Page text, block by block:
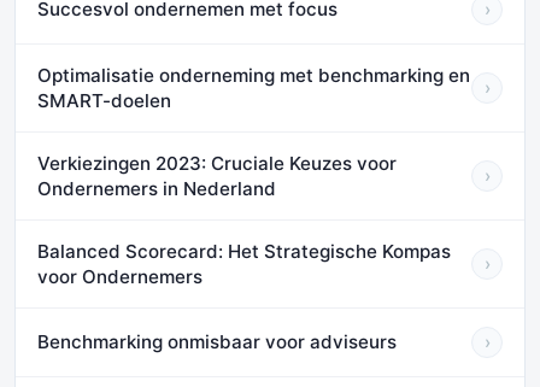
Succesvol ondernemen met focus ›
Optimalisatie onderneming met benchmarking en
SMART-doelen
›
Verkiezingen 2023: Cruciale Keuzes voor
Ondernemers in Nederland
›
Balanced Scorecard: Het Strategische Kompas
voor Ondernemers
›
Benchmarking onmisbaar voor adviseurs ›